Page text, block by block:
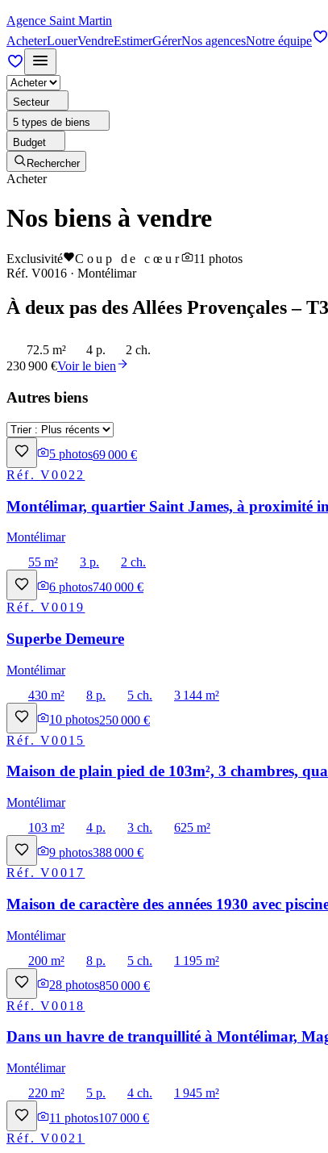
Agence Saint Martin
AcheterLouerVendreEstimerGérerNos agencesNotre équipe
Secteur
5 types de biens
Budget
Rechercher
Acheter
Nos biens à vendre
Exclusivité Coup de cœur 11 photos
Réf. V0016 · Montélimar
À deux pas des Allées Provençales –
72.5 m² 4 p.
2 ch.
230 900 €Voir le bien
Autres biens
5 photos69 000 €
Réf.V0022
Montélimar, quartier Saint James, à proximité
Montélimar
55 m²
3 p.
2 ch.
6 photos740 000 €
Réf.V0019
Superbe Demeure
Montélimar
430 m²
8 p. 5 ch.
3 144 m²
10 photos250 000 €
Réf.V0015
Maison de plain pied de 103m², 3 chambres,
Montélimar
103 m²
4 p. 3 ch.
625 m²
9 photos388 000 €
Réf.V0017
Maison de caractère des années 1930 avec
Montélimar
200 m²
8 p. 5 ch.
1 195 m²
28 photos850 000 €
Réf.V0018
Dans un havre de tranquillité à Montélimar,
Montélimar
220 m²
5 p. 4 ch.
1 945 m²
11 photos107 000 €
Réf.V0021